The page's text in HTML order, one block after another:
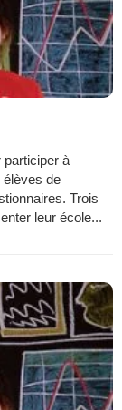
participer à
élèves de
Trois
leur école...